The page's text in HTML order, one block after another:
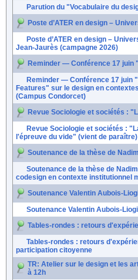
Parution du "Vocabulaire du
Poste d’ATER en design –
Poste d’ATER en design –
Jean-Jaurès (campagne 2026)
Reminder — Conférence 17 juin
Reminder — Conférence 17 juin
Features" sur le design en
(Campus Condorcet)
Revue Sociologie et sociétés :
Revue Sociologie et sociétés :
l'épreuve du vide" (vient de paraître)
Soutenance de la thèse de
Soutenance de la thèse de
codesign en contexte institutionnel
Soutenance Valentin Aubois-
Soutenance Valentin Aubois-
Tables-rondes : retours
Tables-rondes : retours
participation citoyenne
TR: Atelier sur le design et les
à 12h